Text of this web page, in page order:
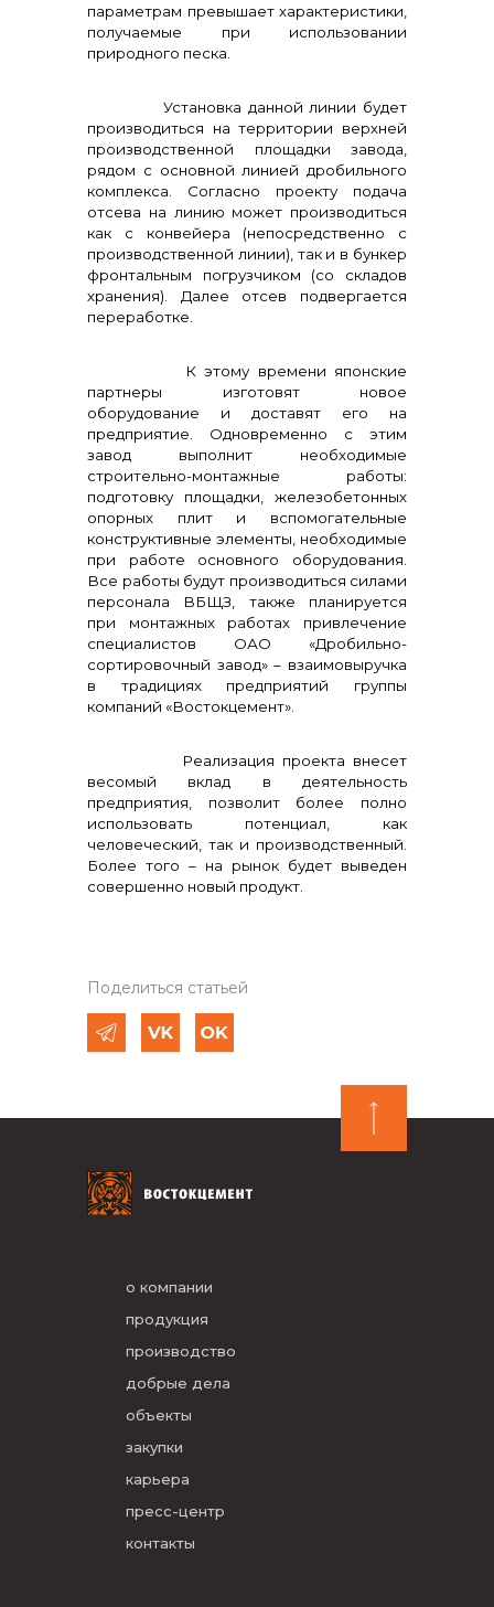
параметрам превышает характеристики,
получаемые при использовании
природного песка.
Установка данной линии будет
производиться на территории верхней
производственной площадки завода,
рядом с основной линией дробильного
комплекса. Согласно проекту подача
отсева на линию может производиться
как с конвейера (непосредственно с
производственной линии), так и в бункер
фронтальным погрузчиком (со складов
хранения). Далее отсев подвергается
переработке.
К этому времени японские
партнеры изготовят новое
оборудование и доставят его на
предприятие. Одновременно с этим
завод выполнит необходимые
строительно-монтажные работы:
подготовку площадки, железобетонных
опорных плит и вспомогательные
конструктивные элементы, необходимые
при работе основного оборудования.
Все работы будут производиться силами
персонала ВБЩЗ, также планируется
при монтажных работах привлечение
специалистов ОАО «Дробильно-
сортировочный завод» – взаимовыручка
в традициях предприятий группы
компаний «Востокцемент».
Реализация проекта внесет
весомый вклад в деятельность
предприятия, позволит более полно
использовать потенциал, как
человеческий, так и производственный.
Более того – на рынок будет выведен
совершенно новый продукт.
Поделиться статьей
о компании
продукция
производство
добрые дела
объекты
закупки
карьера
пресс-центр
контакты